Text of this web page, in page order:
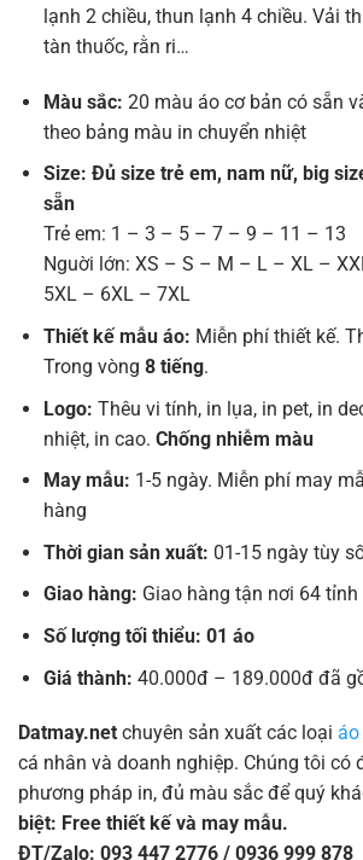
lạnh 2 chiều, thun lạnh 4 chiều. Vải
tàn thuốc, rằn ri…
Màu sắc: 20 màu áo cơ bản có sẵn
theo bảng màu in chuyển nhiệt
Size: Đủ size trẻ em, nam nữ, big
sẵn
Trẻ em: 1 – 3 – 5 – 7 – 9 – 11 – 13
Nguời lớn: XS – S – M – L – XL –
5XL – 6XL – 7XL
Thiết kế mẫu áo: Miễn phí thiết kế.
Trong vòng 8 tiếng.
Logo: Thêu vi tính, in lụa, in pet, in
nhiệt, in cao. Chống nhiễm màu
May mẫu: 1-5 ngày. Miễn phí may
hàng
Thời gian sản xuất: 01-15 ngày tùy
Giao hàng: Giao hàng tận nơi 64 tỉnh
Số lượng tối thiểu: 01 áo
Giá thành: 40.000đ – 189.000đ đã
Datmay.net chuyên sản xuất các loại áo
cá nhân và doanh nghiệp. Chúng tôi có
phương pháp in, đủ màu sắc để quý
biệt: Free thiết kế và may mẫu.
ĐT/Zalo: 093 447 2776 / 0936 999 878